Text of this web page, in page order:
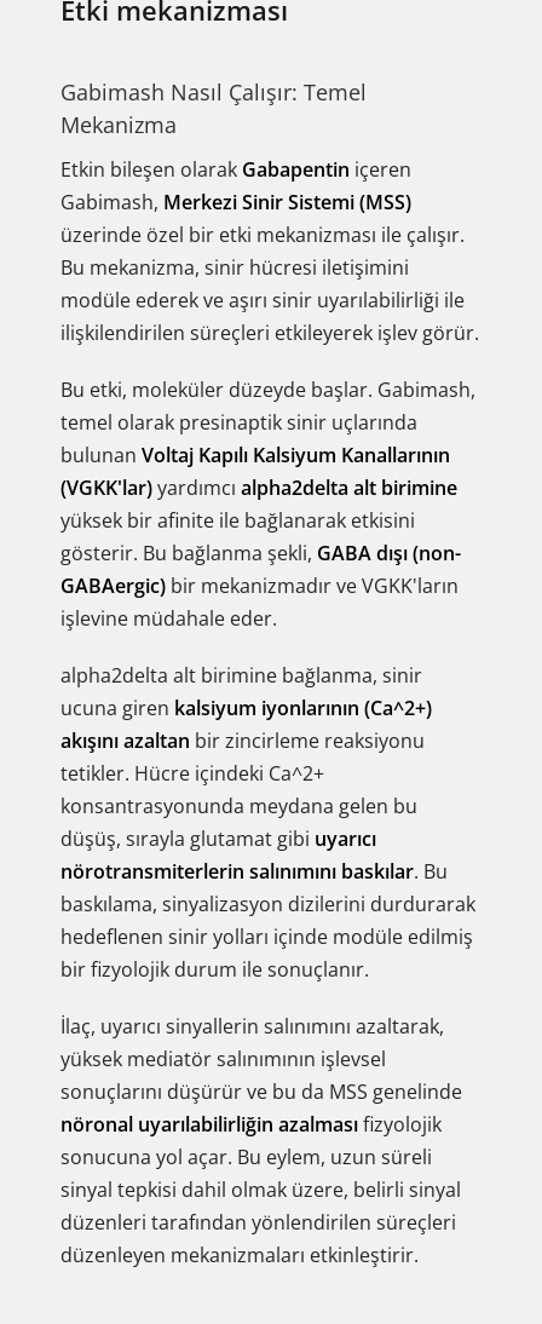
Etki mekanizması
Gabimash Nasıl Çalışır: Temel
Mekanizma
Etkin bileşen olarak Gabapentin içeren
Gabimash, Merkezi Sinir Sistemi (MSS)
üzerinde özel bir etki mekanizması ile çalışır.
Bu mekanizma, sinir hücresi iletişimini
modüle ederek ve aşırı sinir uyarılabilirliği ile
ilişkilendirilen süreçleri etkileyerek işlev görür.
Bu etki, moleküler düzeyde başlar. Gabimash,
temel olarak presinaptik sinir uçlarında
bulunan Voltaj Kapılı Kalsiyum Kanallarının
(VGKK'lar)yardımcı alpha2delta alt birimine
yüksek bir afinite ile bağlanarak etkisini
gösterir. Bu bağlanma şekli, GABA dışı (non-
GABAergic) bir mekanizmadır ve VGKK'ların
işlevine müdahale eder.
alpha2delta alt birimine bağlanma, sinir
ucuna giren kalsiyum iyonlarının (Ca^2+)
akışını azaltan bir zincirleme reaksiyonu
tetikler. Hücre içindeki Ca^2+
konsantrasyonunda meydana gelen bu
düşüş, sırayla glutamat gibi uyarıcı
nörotransmiterlerin salınımını baskılar. Bu
baskılama, sinyalizasyon dizilerini durdurarak
hedeflenen sinir yolları içinde modüle edilmiş
bir fizyolojik durum ile sonuçlanır.
İlaç, uyarıcı sinyallerin salınımını azaltarak,
yüksek mediatör salınımının işlevsel
sonuçlarını düşürür ve bu da MSS genelinde
nöronal uyarılabilirliğin azalmasıfizyolojik
sonucuna yol açar. Bu eylem, uzun süreli
sinyal tepkisi dahil olmak üzere, belirli sinyal
düzenleri tarafından yönlendirilen süreçleri
düzenleyen mekanizmaları etkinleştirir.